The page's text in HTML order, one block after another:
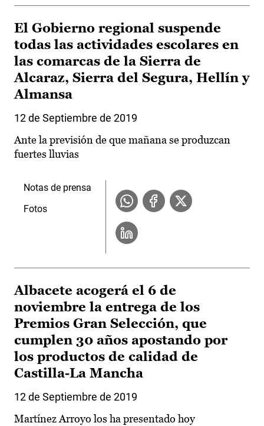
El Gobierno regional suspende
todas las actividades escolares en
las comarcas de la Sierra de
Alcaraz, Sierra del Segura, Hellín y
Almansa
12 de Septiembre de 2019
Ante la previsión de que mañana se produzcan
fuertes lluvias
Notas de prensa
Fotos
Albacete acogerá el 6 de
noviembre la entrega de los
Premios Gran Selección, que
cumplen 30 años apostando por
los productos de calidad de
Castilla-La Mancha
12 de Septiembre de 2019
Martínez Arroyo los ha presentado hoy